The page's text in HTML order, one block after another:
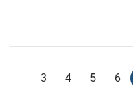
3 4 5 6